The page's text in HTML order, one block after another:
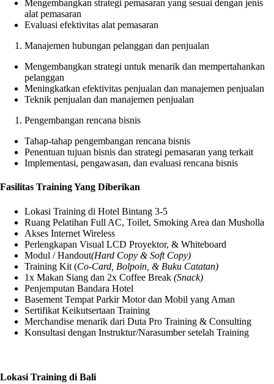
Mengembangkan strategi pemasaran yang sesuai dengan jenis
alat pemasaran
Evaluasi efektivitas alat pemasaran
Manajemen hubungan pelanggan dan penjualan
Mengembangkan strategi untuk menarik dan mempertahankan
pelanggan
Meningkatkan efektivitas penjualan dan manajemen penjualan
Teknik penjualan dan manajemen penjualan
Pengembangan rencana bisnis
Tahap-tahap pengembangan rencana bisnis
Penentuan tujuan bisnis dan strategi pemasaran yang terkait
Implementasi, pengawasan, dan evaluasi rencana bisnis
Fasilitas Training Yang Diberikan
Lokasi Training di Hotel Bintang 3-5
Ruang Pelatihan Full AC, Toilet, Smoking Area dan Musholla
Akses Internet Wireless
Perlengkapan Visual LCD Proyektor, & Whiteboard
Modul / Handout(Hard Copy & Soft Copy)
Training Kit (Co-Card, Bolpoin, & Buku Catatan)
1x Makan Siang dan 2x Coffee Break (Snack)
Penjemputan Bandara Hotel
Basement Tempat Parkir Motor dan Mobil yang Aman
Sertifikat Keikutsertaan Training
Merchandise menarik dari Duta Pro Training & Consulting
Konsultasi dengan Instruktur/Narasumber setelah Training
Lokasi Training di Bali